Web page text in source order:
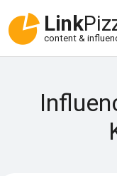
Link
content &